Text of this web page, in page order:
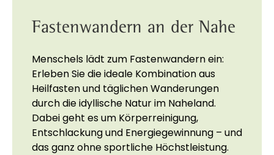
Fastenwandern an der Nahe
Menschels lädt zum Fastenwandern ein:
Erleben Sie die ideale Kombination aus
Heilfasten und täglichen Wanderungen
durch die idyllische Natur im Naheland.
Dabei geht es um Körperreinigung,
Entschlackung und Energiegewinnung – und
das ganz ohne sportliche Höchstleistung.